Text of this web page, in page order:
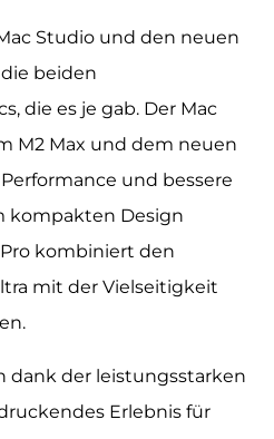
Studio und den neuen
beiden
die es je gab. Der Mac
M2 Max und dem neuen
und bessere
kompakten Design
kombiniert den
mit der Vielseitigkeit
dank der leistungsstarken
Erlebnis für